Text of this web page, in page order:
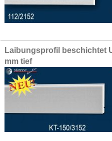
Laibungsprofil beschichtet
mm tief